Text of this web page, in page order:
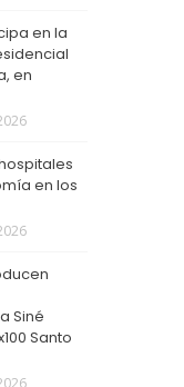
en la
en
en los
Siné
Santo